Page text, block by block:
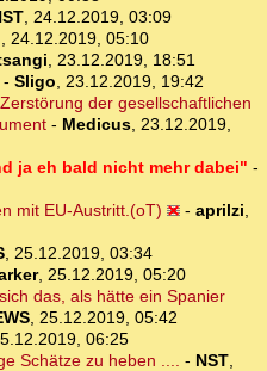
, 24.12.2019, 03:09
24.12.2019, 05:10
23.12.2019, 18:51
Sligo
23.12.2019, 19:42
der gesellschaftlichen
- Medicus 23.12.2019,
ja eh bald nicht mehr dabei" -
mit EU-Austritt.(oT)
- aprilzi
, 25.12.2019, 03:34
, 25.12.2019, 05:20
das, als hätte ein Spanier
25.12.2019, 05:42
06:25
Schätze zu heben ....
- NST,